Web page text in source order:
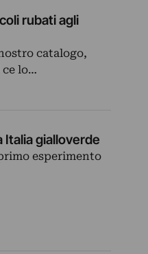
rubati agli
catalogo,
ce lo…
Italia gialloverde
esperimento